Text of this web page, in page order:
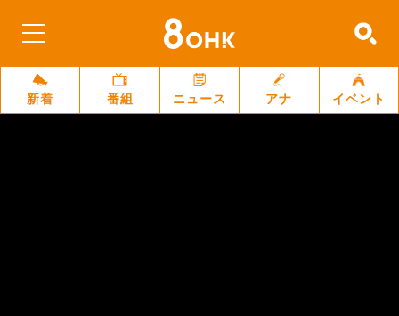
新着 番組 ニュース アナ イベント